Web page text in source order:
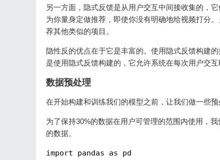
另一方面，隐式反馈是从用户交互中间接收集的，
为你量身定做推荐，即使你没有明确地给视频打分
荐其他类似的项目。
隐性反的优点在于它是丰富的。使用隐式反馈构建
是使用隐式反馈构建的，它允许系统在每次用户交互
数据预处理
在开始构建和训练我们的模型之前，让我们做一些
为了保持30%的数据在用户可管理的范围内使用，
的数据。
import pandas as